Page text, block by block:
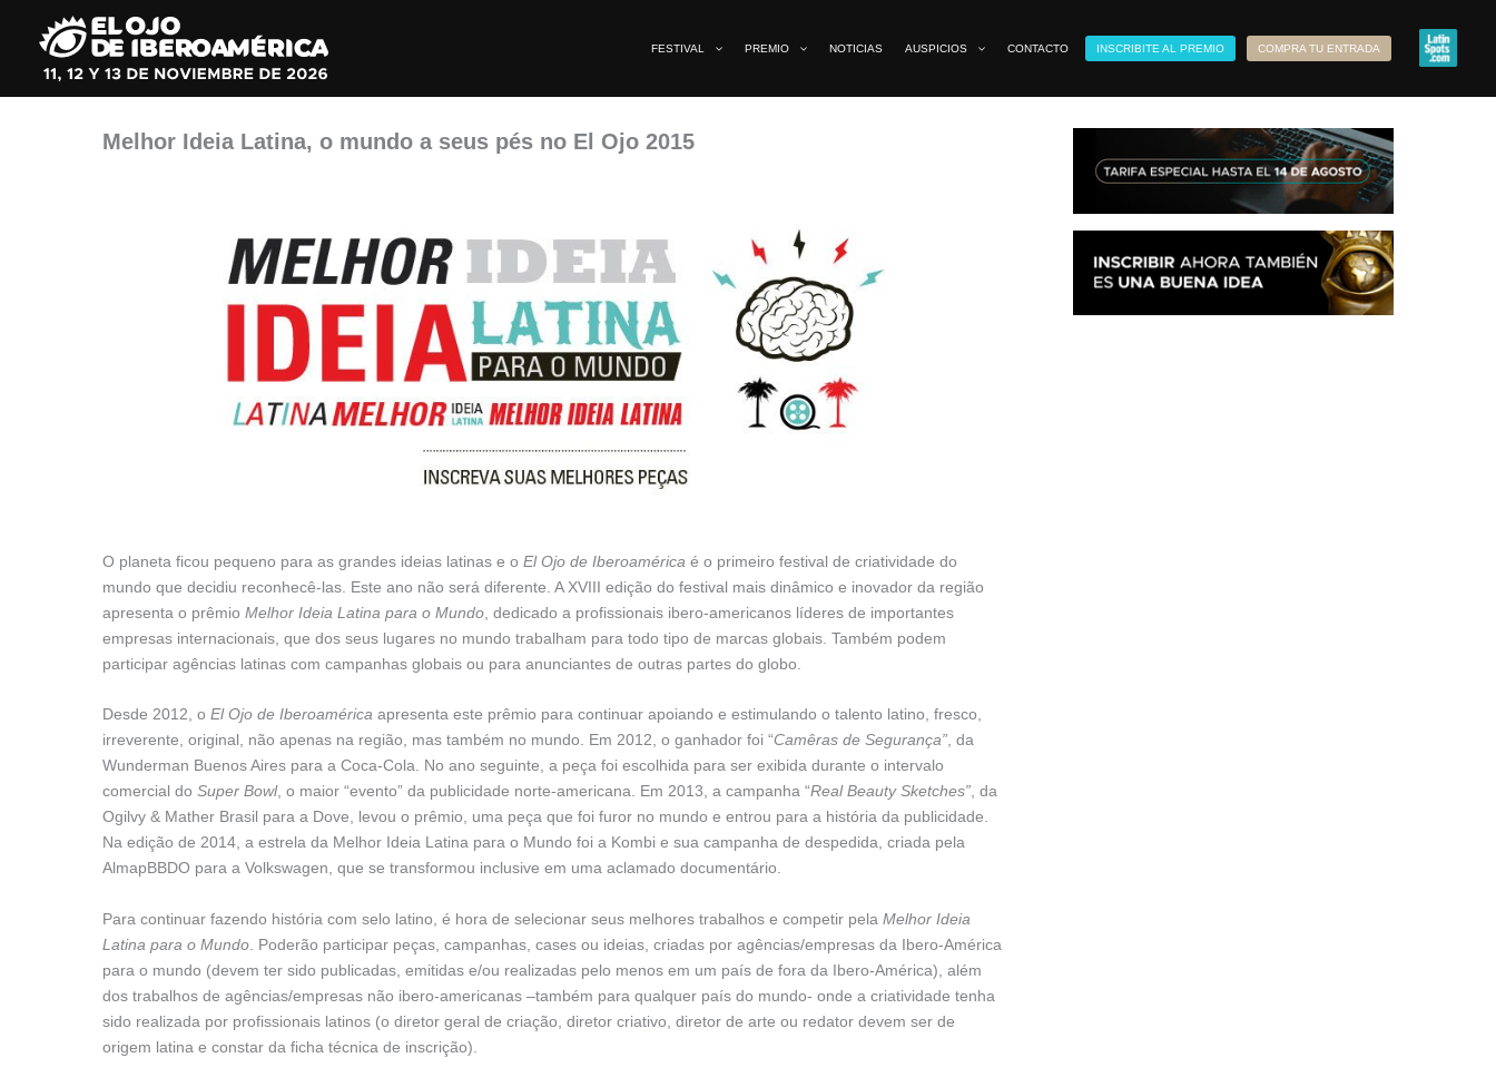
contenido
FESTIVAL PREMIO NOTICIAS AUSPICIOS CONTACTO INSCRIBITE AL PREMIO COMPRA TU ENTRADA
Melhor Ideia Latina, o mundo a seus pés no El Ojo 2015
O planeta ficou pequeno para as grandes ideias latinas e o El Ojo de Iberoamérica é o primeiro festival de criatividade do
mundo que decidiu reconhecê-las. Este ano não será diferente. A XVIII edição do festival mais dinâmico e inovador da região
apresenta o prêmio Melhor Ideia Latina para o Mundo , dedicado a profissionais ibero-americanos líderes de importantes
empresas internacionais, que dos seus lugares no mundo trabalham para todo tipo de marcas globais. Também podem
participar agências latinas com campanhas globais ou para anunciantes de outras partes do globo.
Desde 2012, o El Ojo de Iberoamérica apresenta este prêmio para continuar apoiando e estimulando o talento latino, fresco,
irreverente, original, não apenas na região, mas também no mundo. Em 2012, o ganhador foi “Camêras de Segurança”, da
Wunderman Buenos Aires para a Coca-Cola. No ano seguinte, a peça foi escolhida para ser exibida durante o intervalo
comercial do Super Bowl, o maior “evento” da publicidade norte-americana. Em 2013, a campanha “Real Beauty Sketches”, da
Ogilvy & Mather Brasil para a Dove, levou o prêmio, uma peça que foi furor no mundo e entrou para a história da publicidade.
Na edição de 2014, a estrela da Melhor Ideia Latina para o Mundo foi a Kombi e sua campanha de despedida, criada pela
AlmapBBDO para a Volkswagen, que se transformou inclusive em uma aclamado documentário.
Para continuar fazendo história com selo latino, é hora de selecionar seus melhores trabalhos e competir pela Melhor Ideia
Latina para o Mundo . Poderão participar peças, campanhas, cases ou ideias, criadas por agências/empresas da Ibero-América
para o mundo (devem ter sido publicadas, emitidas e/ou realizadas pelo menos em um país de fora da Ibero-América), além
dos trabalhos de agências/empresas não ibero-americanas –também para qualquer país do mundo- onde a criatividade tenha
sido realizada por profissionais latinos (o diretor geral de criação, diretor criativo, diretor de arte ou redator devem ser de
origem latina e constar da ficha técnica de inscrição).